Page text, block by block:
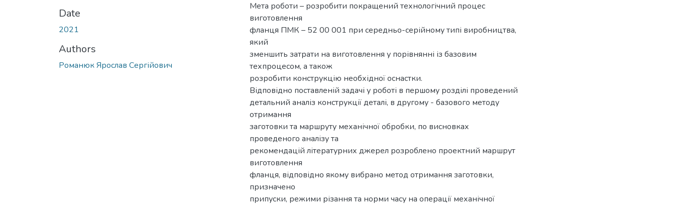
Date
2021
Authors
Романюк Ярослав Сергійович
Мета роботи – розробити покращений технологічний процес
виготовлення
фланця ПМК – 52 00 001 при середньо-серійному типі виробництва,
який
зменшить затрати на виготовлення у порівнянні із базовим
техпроцесом, а також
розробити конструкцію необхідної оснастки.
Відповідно поставленій задачі у роботі в першому розділі проведений
детальний аналіз конструкції деталі, в другому - базового методу
отримання
заготовки та маршруту механічної обробки, по висновках
проведеного аналізу та
рекомендацій літературних джерел розроблено проектний маршрут
виготовлення
фланця, відповідно якому вибрано метод отримання заготовки,
призначено
припуски, режими різання та норми часу на операції механічної